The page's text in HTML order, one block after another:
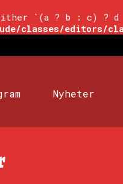
either `(a ? b : c)
classes/editors/
Nyheter